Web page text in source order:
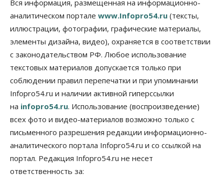
Новосибирской области, но режима ЧС не будет
07 Августа 2026, 10:00
Бизнес Право&Порядок
Предприятия Новосибирска
выстраивают системы защиты от атак БПЛА
Бизнес
По «Сибэлектротерму» выдали исполнительные
листы на полмиллиарда рублей
07 Августа 2026, 08:00
Бизнес Власть Медицина Общество
Искусственный интеллект предлагают
привлекать к разработке новых лекарств в
России
06 Августа 2026, 19:00
Вся информация, размещенная на информационно-
аналитическом портале www.Infopro54.ru (тексты,
иллюстрации, фотографии, графические материалы,
элементы дизайна, видео), охраняется в соответствии
с законодательством РФ. Любое использование
текстовых материалов допускается только при
соблюдении правил перепечатки и при упоминании
Infopro54.ru и наличии активной гиперссылки
на infopro54.ru. Использование (воспроизведение)
всех фото и видео-материалов возможно только с
письменного разрешения редакции информационно-
аналитического портала Infopro54.ru и со ссылкой на
портал. Редакция Infopro54.ru не несет
ответственность за: